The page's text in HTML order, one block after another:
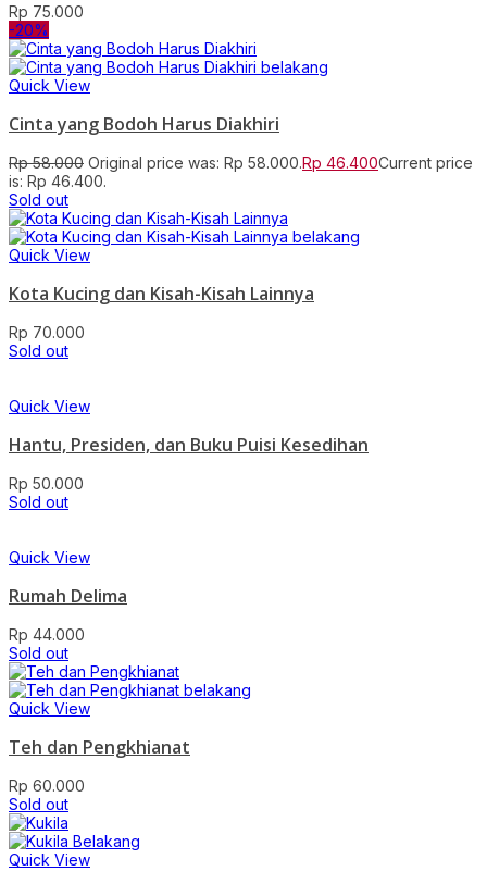
Rp 75.000
-20%
Quick View
Cinta yang Bodoh Harus Diakhiri
Rp58.000 Original price was: Rp 58.000.Rp 46.400Current price
is: Rp 46.400.
Sold out
Quick View
Kota Kucing dan Kisah-Kisah Lainnya
Rp 70.000
Sold out
Quick View
Hantu, Presiden, dan Buku Puisi Kesedihan
Rp 50.000
Sold out
Quick View
Rumah Delima
Rp 44.000
Sold out
Quick View
Teh dan Pengkhianat
Rp 60.000
Sold out
Quick View